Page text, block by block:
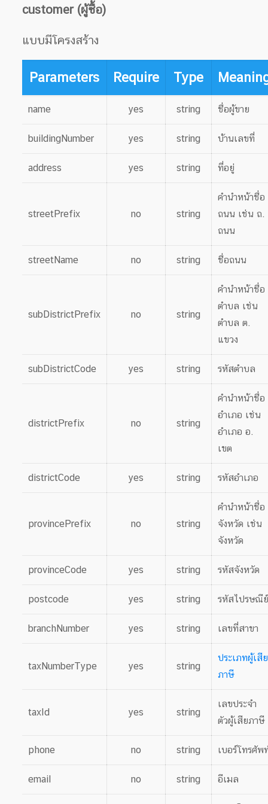
customer (ผู้ซื้อ)
แบบมีโครงสร้าง
Parameters Require Type
name yes string ชื่อผู้ขาย
buildingNumber yes string บ้านเลขที่
address yes string ที่อยู่
streetPrefix no string
คำนำหน้าชื่อ
ถนน เช่น ถ.
ถนน
streetName no string ชื่อถนน
subDistrictPrefix no string
คำนำหน้าชื่อ
ตำบล เช่น
ตำบล ต.
แขวง
subDistrictCode yes string รหัสตำบล
districtPrefix no string
คำนำหน้าชื่อ
อำเภอ เช่น
อำเภอ อ.
เขต
districtCode yes string รหัสอำเภอ
provincePrefix no string
คำนำหน้าชื่อ
จังหวัด เช่น
จังหวัด
provinceCode yes string รหัสจังหวัด
postcode yes string รหัสไปรษณีย์
branchNumber yes string เลขที่สาขา
taxNumberType yes string
ประเภทผู้เสีย
ภาษี
taxId yes string
เลขประจำ
ตัวผู้เสียภาษี
phone no string เบอร์โทรศัพ
email no string อีเมล